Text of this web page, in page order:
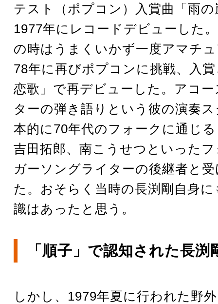
テスト（ポプコン）入賞曲「雨
1977年にレコードデビューした
の時はうまくいかず一度アマチ
78年に再びポプコンに挑戦、入
恋歌」で再デビューした。アコ
ターの弾き語りという彼の演奏
本的に70年代のフォークに通じ
吉田拓郎、南こうせつといった
ガーソングライターの後継者と
た。おそらく当時の長渕剛自身
識はあったと思う。
「順子」で認知された長渕
しかし、1979年夏に行われた野